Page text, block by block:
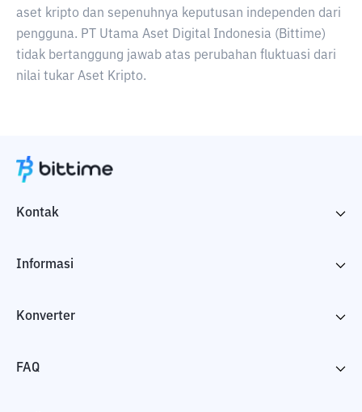
aset kripto dan sepenuhnya keputusan independen dari
pengguna. PT Utama Aset Digital Indonesia (Bittime)
tidak bertanggung jawab atas perubahan fluktuasi dari
nilai tukar Aset Kripto.
Kontak
Informasi
Konverter
FAQ